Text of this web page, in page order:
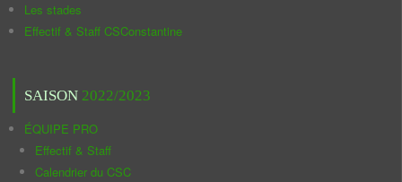
Les stades
Effectif & Staff CSConstantine
SAISON 2022/2023
ÉQUIPE PRO
Effectif & Staff
Calendrier du CSC